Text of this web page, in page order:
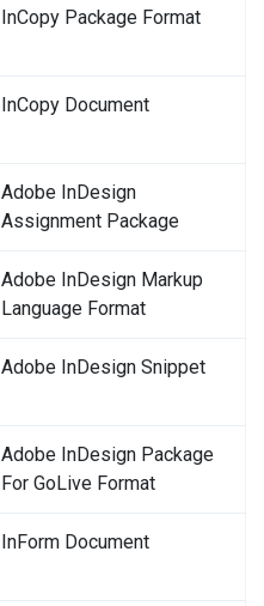
InCopy Package Format
InCopy Document
Adobe InDesign
Assignment Package
Adobe InDesign Markup
Language Format
Adobe InDesign Snippet
Adobe InDesign Package
For GoLive Format
InForm Document